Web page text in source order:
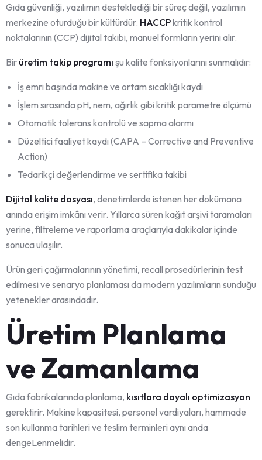
Gıda güvenliği, yazılımın desteklediği bir süreç değil, yazılımın
merkezine oturduğu bir kültürdür. HACCPkritik kontrol
noktalarının (CCP) dijital takibi, manuel formların yerini alır.
Bir üretim takip programı şu kalite fonksiyonlarını sunmalıdır:
İş emri başında makine ve ortam sıcaklığı kaydı
İşlem sırasında pH, nem, ağırlık gibi kritik parametre ölçümü
Otomatik tolerans kontrolü ve sapma alarmı
Düzeltici faaliyet kaydı (CAPA – Corrective and Preventive
Action)
Tedarikçi değerlendirme ve sertifika takibi
Dijital kalite dosyası, denetimlerde istenen her dokümana
anında erişim imkânı verir. Yıllarca süren kağıt arşivi taramaları
yerine, filtreleme ve raporlama araçlarıyla dakikalar içinde
sonuca ulaşılır.
Ürün geri çağırmalarının yönetimi, recall prosedürlerinin test
edilmesi ve senaryo planlaması da modern yazılımların sunduğu
yetenekler arasındadır.
Üretim Planlama
ve Zamanlama
Gıda fabrikalarında planlama, kısıtlara dayalı optimizasyon
gerektirir. Makine kapasitesi, personel vardiyaları, hammade
son kullanma tarihleri ve teslim terminleri aynı anda
dengeLenmelidir.